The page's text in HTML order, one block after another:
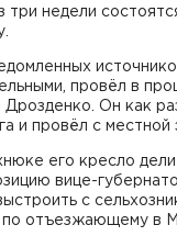
три недели
провёл в
Он как
и провёл с местной
его кресло
вице-
с
по отъезжающему в